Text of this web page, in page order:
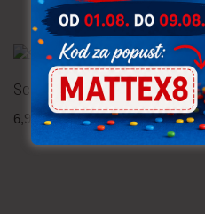
Scuba
6,90€ uključ. PDV po metru